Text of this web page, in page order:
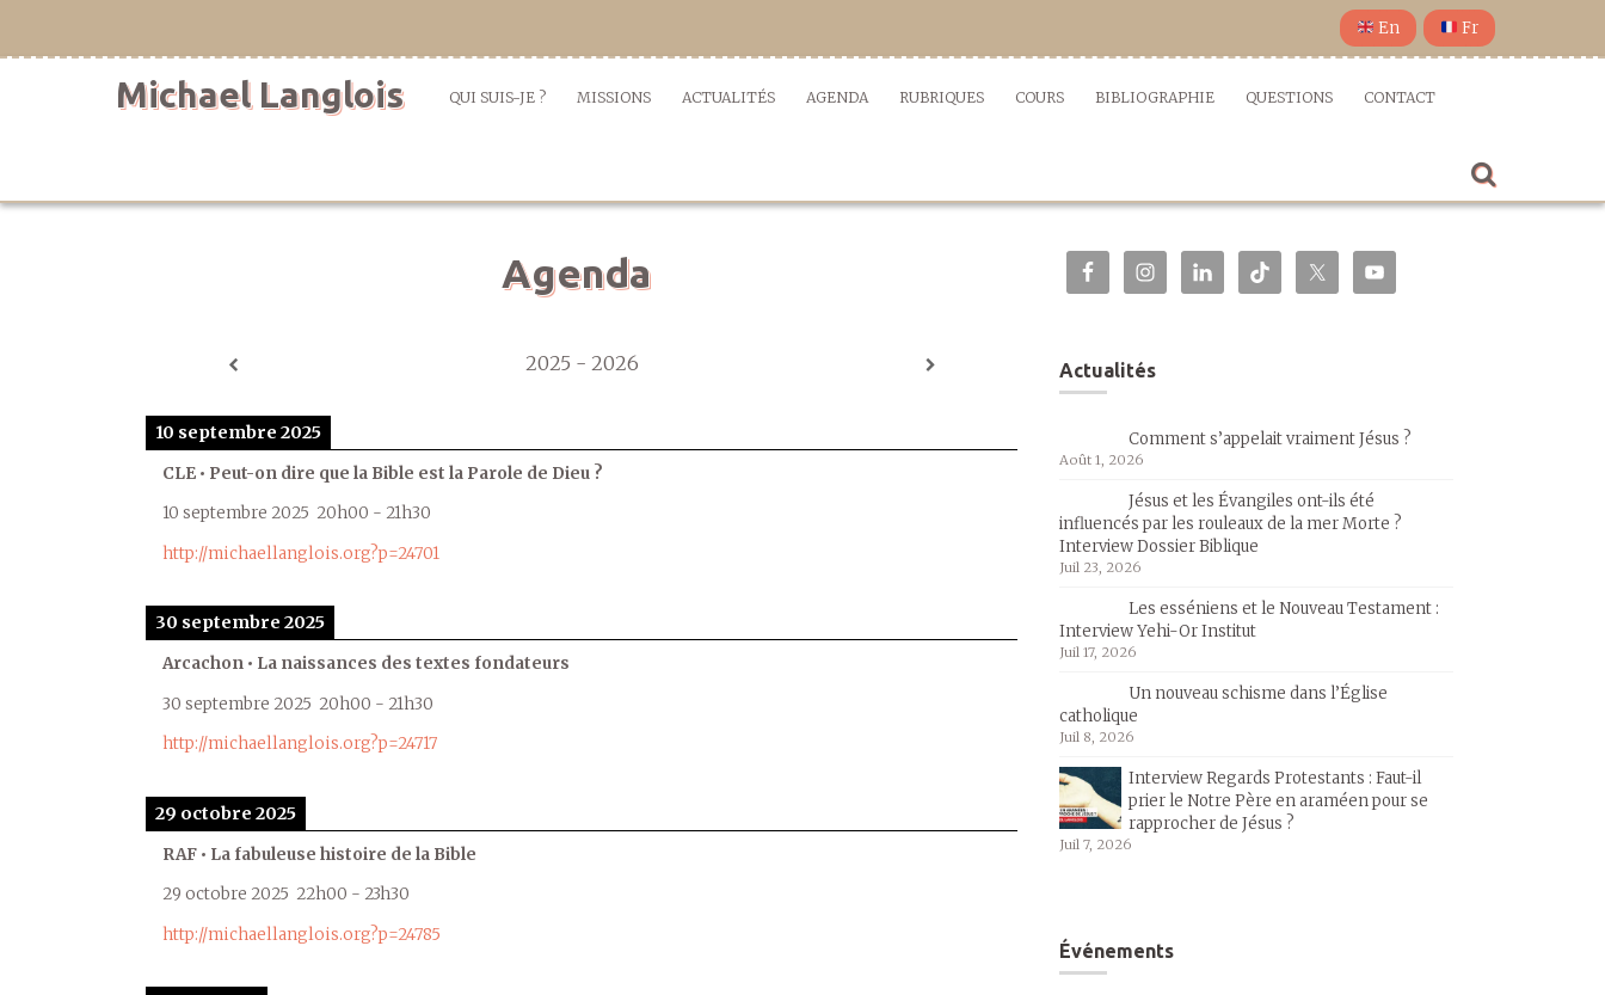
En Fr
Michael Langlois QUI SUIS-JE ? MISSIONS ACTUALITÉS AGENDA RUBRIQUES COURS BIBLIOGRAPHIE QUESTIONS CONTACT
Agenda
2025 - 2026
10 septembre 2025
CLE • Peut-on dire que la Bible est la Parole de Dieu ?
10 septembre 2025 20h00 - 21h30
http://michaellanglois.org?p=24701
30 septembre 2025
Arcachon • La naissances des textes fondateurs
30 septembre 2025 20h00 - 21h30
http://michaellanglois.org?p=24717
29 octobre 2025
RAF • La fabuleuse histoire de la Bible
29 octobre 2025 22h00 - 23h30
http://michaellanglois.org?p=24785
Actualités
Comment s’appelait vraiment Jésus ?
Août 1, 2026
Jésus et les Évangiles ont-ils été
influencés par les rouleaux de la mer Morte ?
Interview Dossier Biblique
Juil 23, 2026
Les esséniens et le Nouveau Testament :
Interview Yehi-Or Institut
Juil 17, 2026
Un nouveau schisme dans l’Église
catholique
Juil 8, 2026
Interview Regards Protestants : Faut-il
prier le Notre Père en araméen pour se
rapprocher de Jésus ?
Juil 7, 2026
Événements